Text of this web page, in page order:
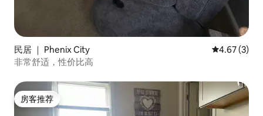
民居 ｜ Phenix City 平均评分
4.67 (3)
非常舒适，性价比高
房客推荐
房客推荐